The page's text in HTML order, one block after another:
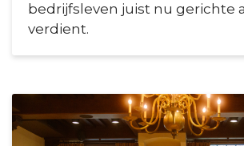
bedrijfsleven juist nu gerichte
verdient.